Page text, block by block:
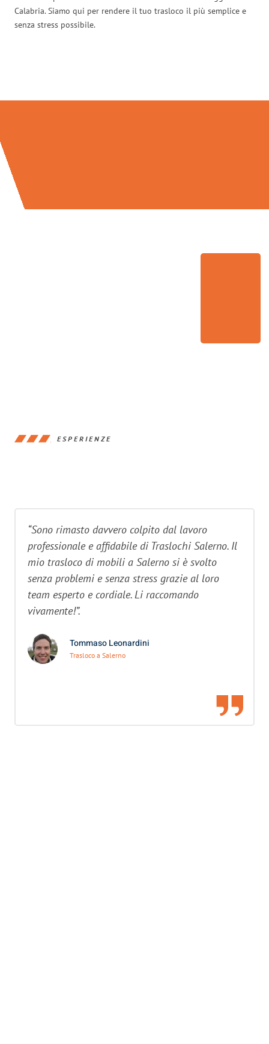
Calabria. Siamo qui per rendere il tuo trasloco il più semplice e
senza stress possibile.
ESPERIENZE
“Sono rimasto davvero colpito dal lavoro
professionale e affidabile di Traslochi Salerno. Il
mio trasloco di mobili a Salerno si è svolto
senza problemi e senza stress grazie al loro
team esperto e cordiale. Li raccomando
vivamente!”.
Tommaso Leonardini
Trasloco a Salerno